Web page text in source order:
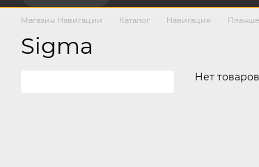
Пользовательское
Магазин Навигации Каталог Навигация
Sigma
Нет товаров